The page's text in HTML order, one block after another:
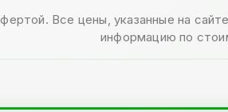
Все цены, указанные на
информацию по